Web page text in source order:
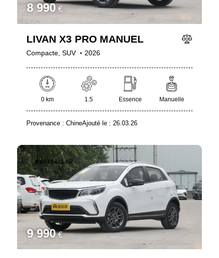
8 990 €
LIVAN X3 PRO MANUEL
Compacte,SUV 2026
0 km 1.5 Essence Manuelle
Provenance : ChineAjouté le : 26.03.26
BESTSELLER
9 990 €